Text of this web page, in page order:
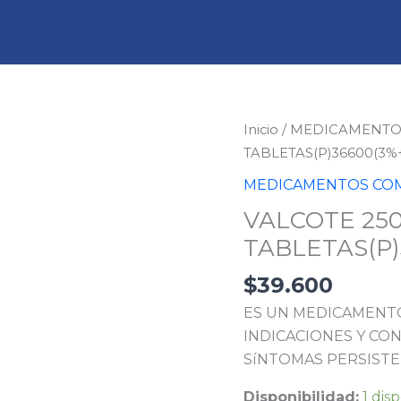
Inicio /
MEDICAMENTOS
VALCOTE
$39.600
ES UN
INDICACIONES Y
SíNTOMAS
Disponibilidad: 1
VALCOTE
250
MG
cantidad